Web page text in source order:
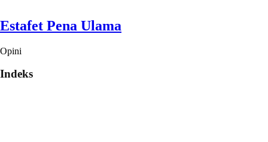
Estafet Pena Ulama
Opini
Indeks